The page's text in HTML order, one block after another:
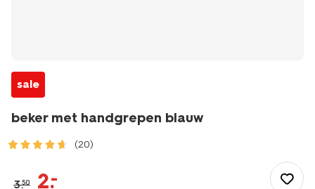
sale
beker met handgrepen blauw
(20)
bakjes/beker-
3.50 2.–